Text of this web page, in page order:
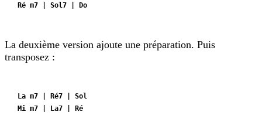
Ré m7 | Sol7 | Do
La deuxième version ajoute une préparation. Puis
transposez :
La m7 | Ré7 | Sol
Mi m7 | La7 | Ré